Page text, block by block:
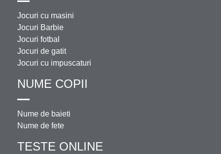
Jocuri cu masini
Jocuri Barbie
Jocuri fotbal
Jocuri de gatit
Jocuri cu impuscaturi
NUME COPII
Nume de baieti
Nume de fete
TESTE ONLINE